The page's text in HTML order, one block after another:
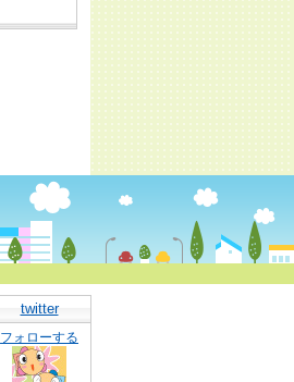
twitter
フォローする